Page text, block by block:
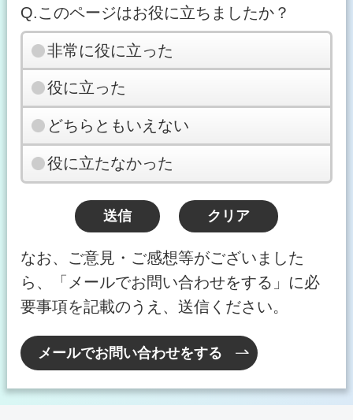
Q.このページはお役に立ちましたか？
非常に役に立った
役に立った
どちらともいえない
役に立たなかった
なお、ご意見・ご感想等がございました
ら、「メールでお問い合わせをする」に必
要事項を記載のうえ、送信ください。
メールでお問い合わせをする